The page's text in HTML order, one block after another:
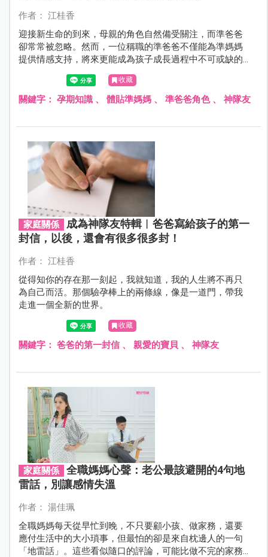
作者： 江桂香
迎接新生命的到來，母親的角色自然備受關注，而準爸爸
卻常常被忽略。然而，一位稱職的準爸爸不僅能為準媽媽
提供情感支持，將來更能成為孩子成長過程中不可或缺的
收藏
關鍵字： 孕期知識、 體貼準媽媽、 準爸爸角色、 神隊友
家庭關係
成為神隊友特輯︱爸爸寫給孩子的第一
封信，以後，還會有很多很多封！
作者： 江桂香
從得知你的存在那一刻起，我就知道，我的人生將不再只
為自己而活。那個驗孕棒上的兩條線，像是一道門，帶我
走進一個全新的世界。
收藏
關鍵字： 爸爸的第一封信、 親愛的寶貝 、 神隊友
家庭關係
全職媽媽心聲：老公最該避開的4句地
雷話，別讓感情失溫
作者： 湯佳珮
全職媽媽每天從早忙到晚，不只要顧小孩、做家務，還要
應付生活中的大小瑣事，但最怕的卻是來自枕邊人的一句
「地雷話」。這些看似隨口的評論，可能比做不完的家務